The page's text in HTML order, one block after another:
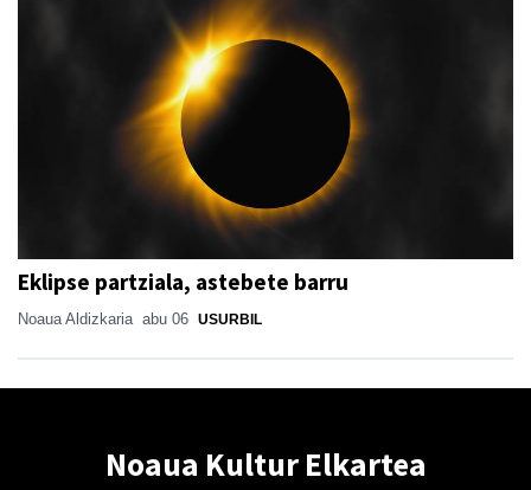
Eklipse partziala, astebete barru
Noaua Aldizkaria abu 06 USURBIL
Noaua Kultur Elkartea